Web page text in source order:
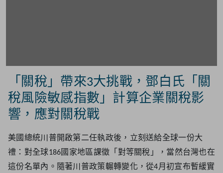
「關稅」帶來3大挑戰，鄧白氏「關
稅風險敏感指數」計算企業關稅影
響，應對關稅戰
美國總統川普開啟第二任執政後，立刻送給全球一份大
禮：對全球186國家地區課徵「對等關稅」，當然台灣也在
這份名單內。隨著川普政策輾轉變化，從4月初宣布暫緩實